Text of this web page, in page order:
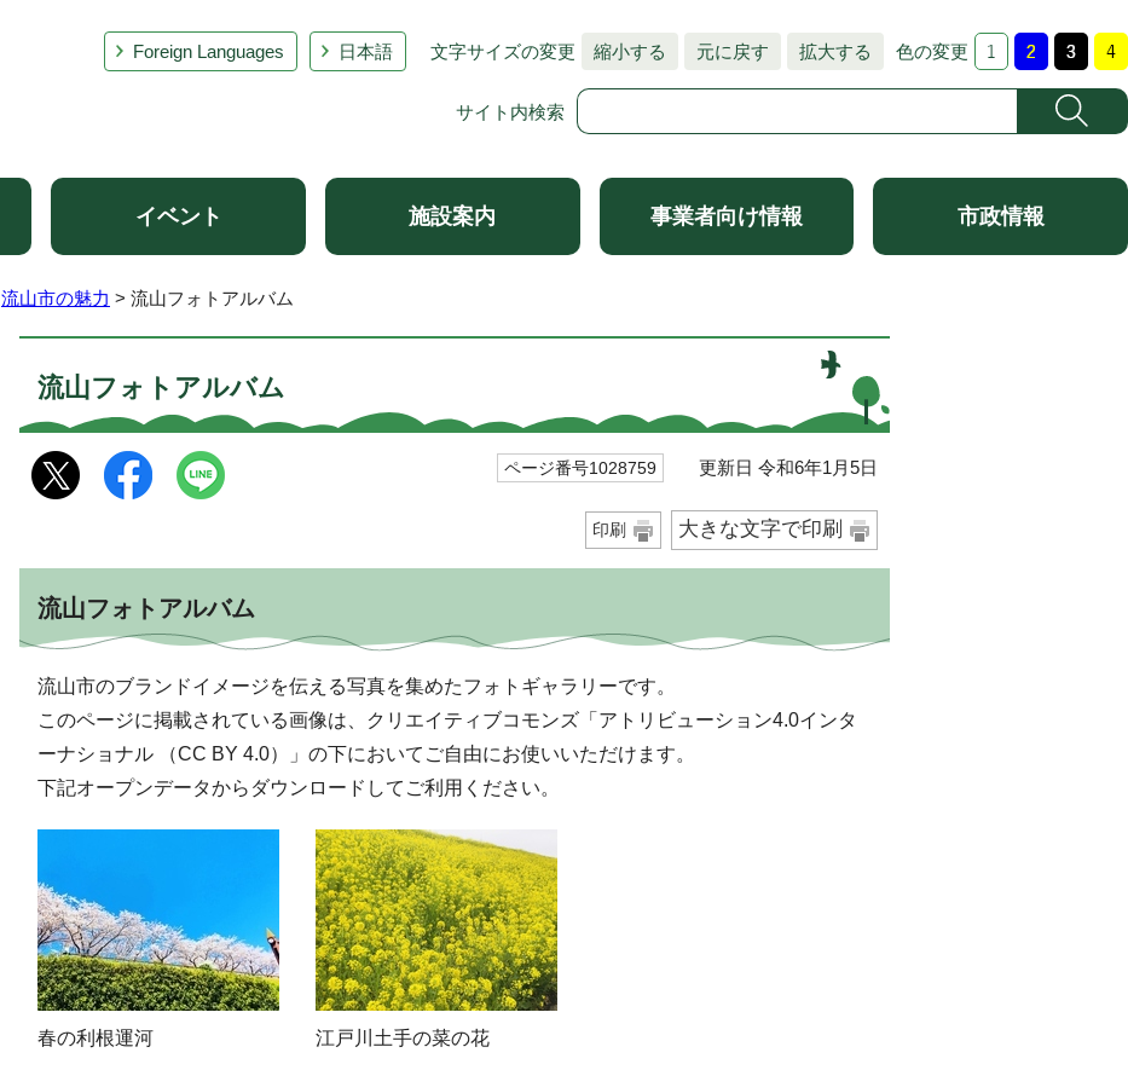
Foreign Languages 日本語 文字サイズの変更 縮小する 元に戻す 拡大する 色の変更
サイト内検索
イベント 施設案内 事業者向け情報 市政情報
流山市の魅力 > 流山フォトアルバム
流山フォトアルバム
ページ番号1028759 更新日 令和6年1月5日
印刷 大きな文字で印刷
流山フォトアルバム
流山市のブランドイメージを伝える写真を集めたフォトギャラリーです。
このページに掲載されている画像は、クリエイティブコモンズ「アトリビューション4.0インタ
ーナショナル （CC BY 4.0）」の下においてご自由にお使いいただけます。
下記オープンデータからダウンロードしてご利用ください。
春の利根運河 江戸川土手の菜の花